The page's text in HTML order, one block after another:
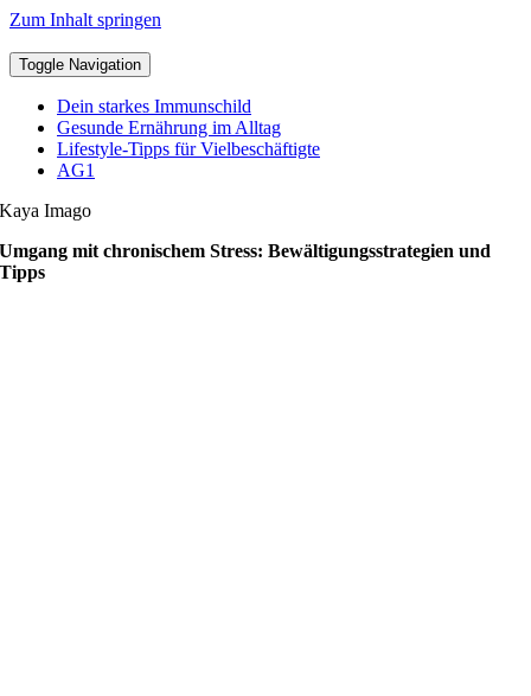
Zum Inhalt springen
Toggle Navigation
Dein starkes Immunschild
Gesunde Ernährung im Alltag
Lifestyle-Tipps für Vielbeschäftigte
AG1
Kaya Imago
Umgang mit chronischem Stress: Bewältigungsstrategien und
Tipps